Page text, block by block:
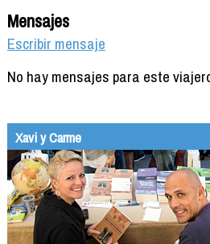
Mensajes
Escribir mensaje
No hay mensajes para este
Xavi y Carme